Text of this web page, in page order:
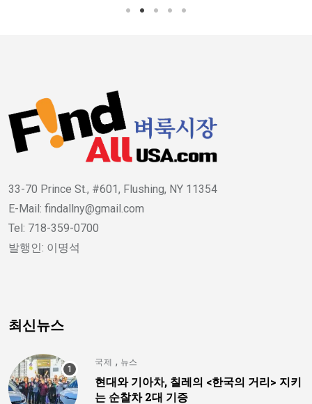
33-70 Prince St., #601, Flushing, NY 11354
E-Mail: findallny@gmail.com
Tel: 718-359-0700
발행인: 이명석
최신뉴스
국제 , 뉴스
현대와 기아차, 칠레의 <한국의 거리> 지키
는 순찰차 2대 기증